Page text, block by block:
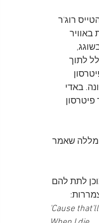
והטייס רוג'ר
לתוך
ופיטרסון
כ-10 שעות לאחר התאונה. באדי
היה בן 28, והטייס רוג'ר פיטרסון
האומללה שאמר
לתת להם
'Cause